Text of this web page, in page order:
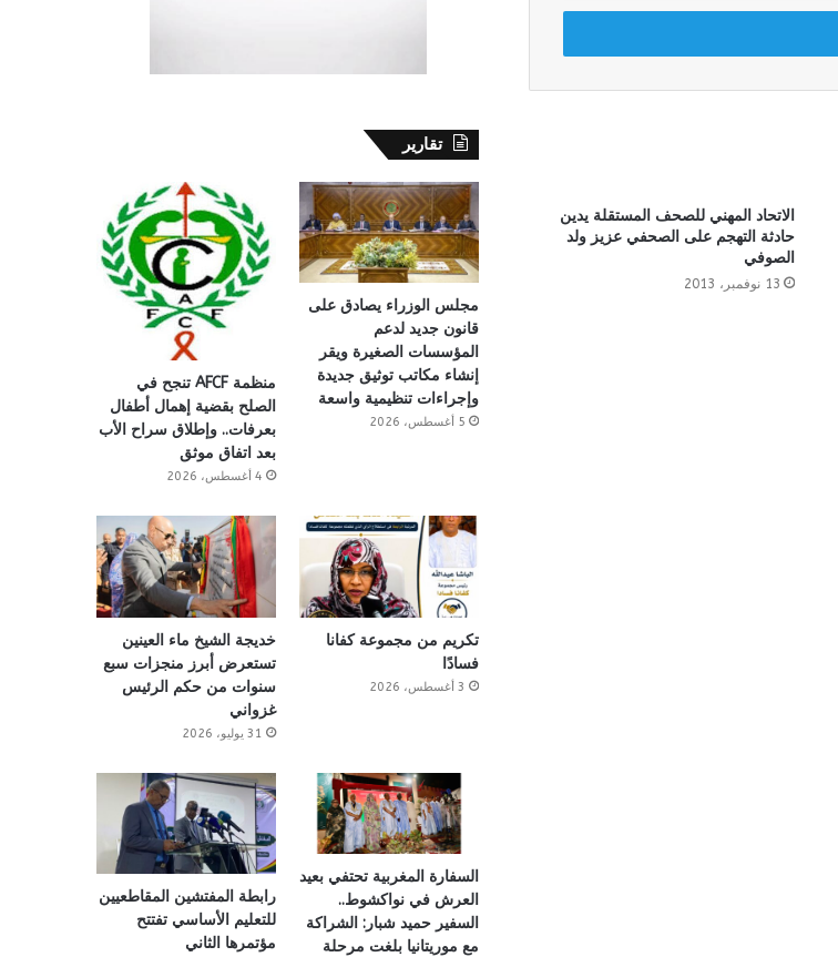
الاتحاد المهني للصحف المستقلة يدين
حادثة التهجم على الصحفي عزيز ولد
الصوفي
13 نوفمبر، 2013
تقارير
مجلس الوزراء يصادق على
قانون جديد لدعم
المؤسسات الصغيرة ويقر
إنشاء مكاتب توثيق جديدة
وإجراءات تنظيمية واسعة
5 أغسطس، 2026
منظمة AFCF تنجح في
الصلح بقضية إهمال أطفال
بعرفات.. وإطلاق سراح الأب
بعد اتفاق موثق
4 أغسطس، 2026
تكريم من مجموعة كفانا
فسادًا
3 أغسطس، 2026
خديجة الشيخ ماء العينين
تستعرض أبرز منجزات سبع
سنوات من حكم الرئيس
غزواني
31 يوليو، 2026
السفارة المغربية تحتفي بعيد
العرش في نواكشوط..
السفير حميد شبار: الشراكة
مع موريتانيا بلغت مرحلة
رابطة المفتشين المقاطعيين
للتعليم الأساسي تفتتح
مؤتمرها الثاني